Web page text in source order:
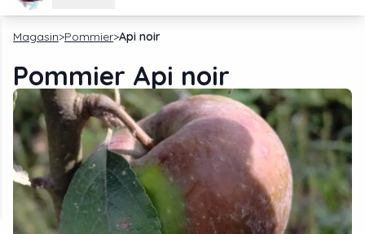
Magasin Pommier Api noir
Pommier Api noir